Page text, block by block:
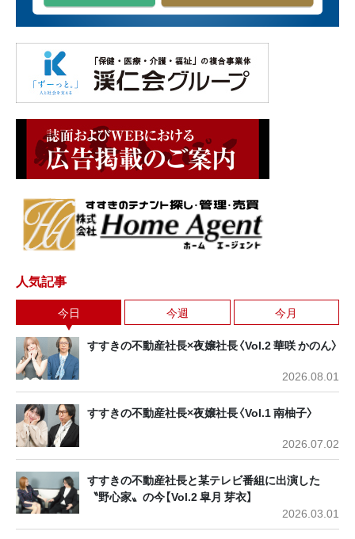
人気記事
今日 今週 今月
すすきの不動産社長×夜嬢社長〈Vol.2 華咲 かのん〉
2026.08.01
すすきの不動産社長×夜嬢社長〈Vol.1 南柚子〉
2026.07.02
すすきの不動産社長と某テレビ番組に出演した
〝野心家〟の今【Vol.2 皐月 芽衣】
2026.03.01